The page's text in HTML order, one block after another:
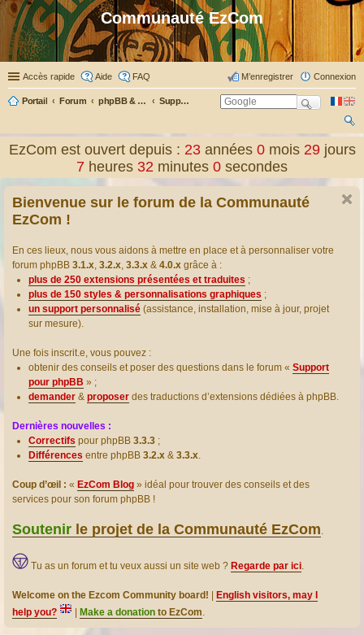
Communauté EzCom
Accès rapide Aide FAQ Connexion
M’enregistrer
Portail Forum phpBB & Co Support pour phpBB
ch
er
EzCom est ouvert depuis : 23 années0 mois29 jours
7 heures 32 minutes 0 secondes
Bienvenue sur le forum de la Communauté
EzCom !
En ces lieux, nous vous aidons à mettre en place et à personnaliser votre
forum phpBB 3.1.x, 3.2.x, 3.3.x & 4.0.x grâce à :
plus de 250 extensions présentées et traduites ;
plus de 150 styles & personnalisations graphiques ;
un support personnalisé (assistance, installation, mise à jour, projet
sur mesure).
Une fois inscrit.e, vous pouvez :
obtenir des conseils et poser des questions dans le forum « Support
pour phpBB » ;
demander & proposer des traductions d’extensions dédiées à phpBB.
Dernières nouvelles :
Correctifs pour phpBB 3.3.3 ;
Différences entre phpBB 3.2.x & 3.3.x.
Coup d’œil : « EzCom Blog » idéal pour trouver des conseils et des
services pour son forum phpBB !
Soutenir le projet de la Communauté EzCom.
Tu as un forum et tu veux aussi un site web ? Regarde par ici.
Welcome on the Ezcom Community board!
English visitors, may I
help you?
Make a donation to EzCom.